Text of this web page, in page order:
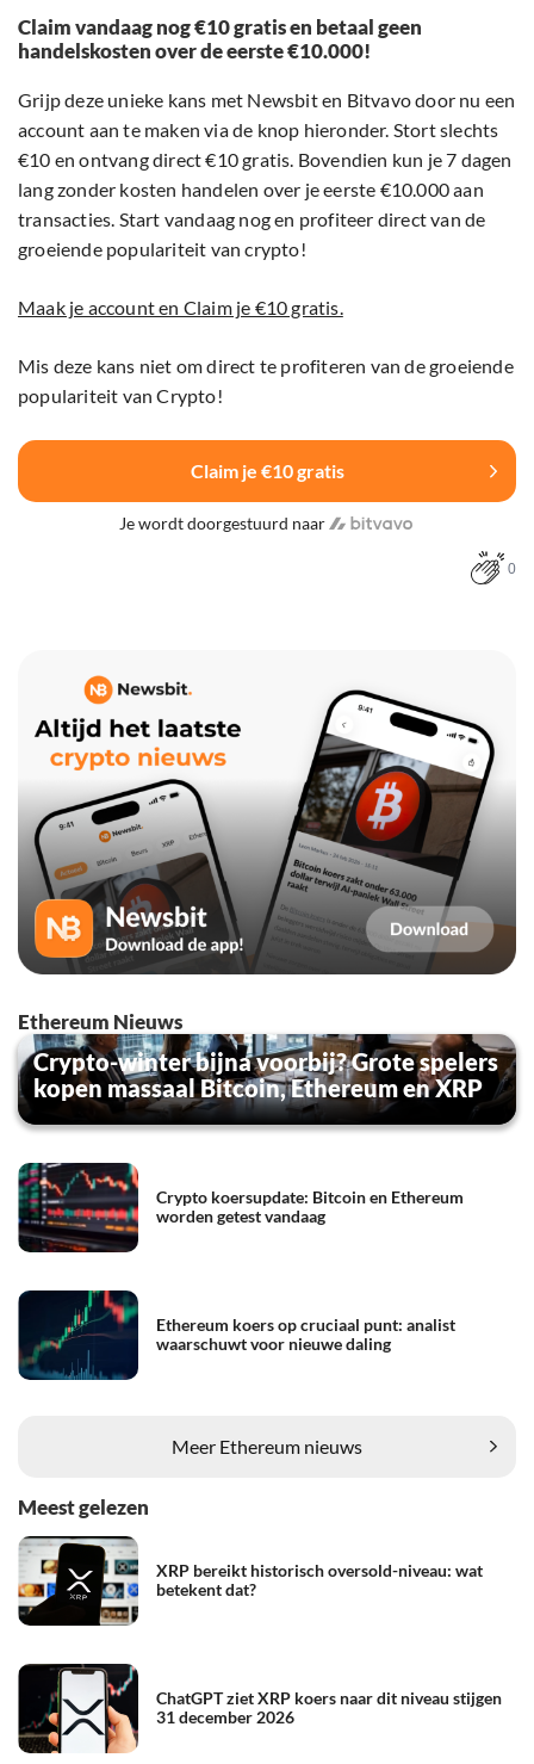
Claim vandaag nog €10 gratis en betaal geen
handelskosten over de eerste €10.000!
Grijp deze unieke kans met Newsbit en Bitvavo door nu een
account aan te maken via de knop hieronder. Stort slechts
€10 en ontvang direct €10 gratis. Bovendien kun je 7 dagen
lang zonder kosten handelen over je eerste €10.000 aan
transacties. Start vandaag nog en profiteer direct van de
groeiende populariteit van crypto!
Maak je account en Claim je €10 gratis.
Mis deze kans niet om direct te profiteren van de groeiende
populariteit van Crypto!
Claim je €10 gratis
Je wordt doorgestuurd naar
0
Ethereum Nieuws
Crypto-winter bijna voorbij? Grote spelers
kopen massaal Bitcoin, Ethereum en XRP
Crypto koersupdate: Bitcoin en Ethereum
worden getest vandaag
Ethereum koers op cruciaal punt: analist
waarschuwt voor nieuwe daling
Meer Ethereum nieuws
Meest gelezen
XRP bereikt historisch oversold-niveau: wat
betekent dat?
ChatGPT ziet XRP koers naar dit niveau stijgen
31 december 2026